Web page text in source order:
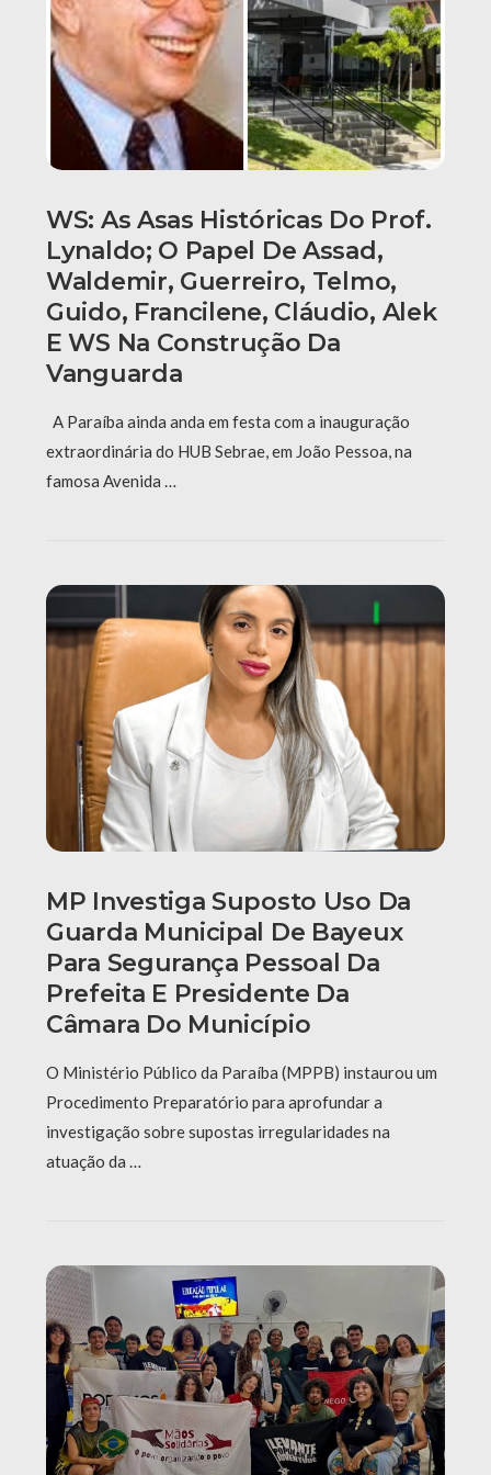
WS: As Asas Históricas Do Prof.
Lynaldo; O Papel De Assad,
Waldemir, Guerreiro, Telmo,
Guido, Francilene, Cláudio, Alek
E WS Na Construção Da
Vanguarda
A Paraíba ainda anda em festa com a inauguração
extraordinária do HUB Sebrae, em João Pessoa, na
famosa Avenida …
MP Investiga Suposto Uso Da
Guarda Municipal De Bayeux
Para Segurança Pessoal Da
Prefeita E Presidente Da
Câmara Do Município
O Ministério Público da Paraíba (MPPB) instaurou um
Procedimento Preparatório para aprofundar a
investigação sobre supostas irregularidades na
atuação da …